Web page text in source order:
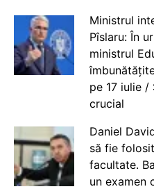
Ministrul
Pîslaru: În
ministrul
pe 17 iulie
crucial
Daniel
să fie
facultate.
un examen